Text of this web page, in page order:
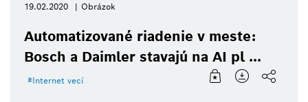
19.02.2020 Obrázok
Automatizované riadenie v meste:
Bosch a Daimler stavajú na AI pl ...
Internet vecí